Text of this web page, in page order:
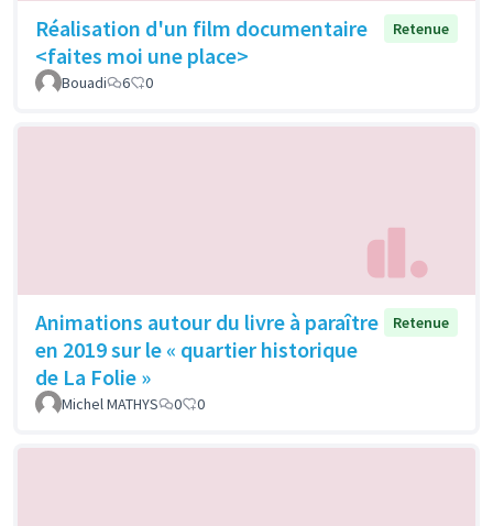
Réalisation d'un film documentaire
<faites moi une place>
Retenue
Bouadi 6 0
Animations autour du livre à paraître
en 2019 sur le « quartier historique
de La Folie »
Retenue
Michel MATHYS 0 0